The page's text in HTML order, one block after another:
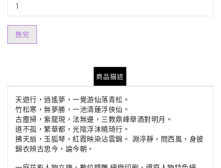
售完
商品描述
天遊行，逍遙夢，一覺游仙落青松。
竹松寒，無夢勝，一池清蓮浮俠仙。
古塵掃，紫龍現，法無邊，三教鼎峰舉酒對明月。
道不孤，繁華都，光陰浮沫曉琦行。
拂天扇，玉狐琴，紅霞映染沾雲錦。 淵渟靜，問西風，身披
錦衣辨古思今，論今朝。